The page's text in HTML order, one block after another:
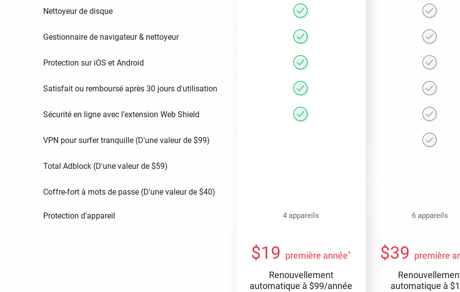
Nettoyeur de disque
Gestionnaire de navigateur & nettoyeur
Protection sur iOS et Android
Satisfait ou remboursé après 30 jours d'utilisation
Sécurité en ligne avec l’extension Web Shield
VPN pour surfer tranquille (D'une valeur de $99)
Total Adblock (D'une valeur de $59)
Coffre-fort à mots de passe (D'une valeur de $40)
Protection d'appareil 4 appareils 6 appareils
$19 première année*
Renouvellement
automatique à $99/année
$39 première
automatique à $